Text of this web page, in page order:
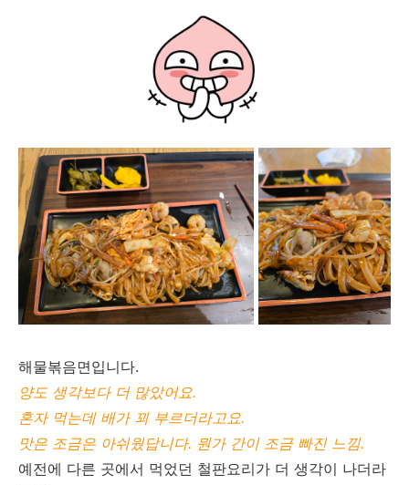
해물볶음면입니다.
양도 생각보다 더 많았어요.
혼자 먹는데 배가 꾀 부르더라고요.
맛은 조금은 아쉬웠답니다. 뭔가 간이 조금 빠진 느낌.
예전에 다른 곳에서 먹었던 철판요리가 더 생각이 나더라